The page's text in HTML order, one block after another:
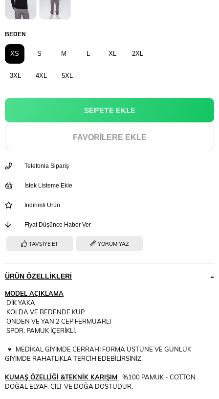
BEDEN
XS S M L XL 2XL
3XL 4XL 5XL
FAVORILERE EKLE
Telefonla Sipariş
İstek Listeme Ekle
İndirimli Ürün
Fiyat Düşünce Haber Ver
TAVSIYE ET YORUM YAZ
ÜRÜN ÖZELLIKLERI
MODEL AÇIKLAMA
DİK YAKA
KOLDA VE BEDENDE KUP
ÖNDEN VE YAN 2 CEP FERMUARLI
SPOR, PAMUK İÇERİKLİ.
♥ MEDİKAL GİYİMDE CERRAHİ FORMA ÜSTÜNE VE GÜNLÜK
GİYİMDE RAHATLIKLA TERCİH EDEBİLİRSİNİZ.
KUMAŞ ÖZELLİĞİ &TEKNİK KARIŞIM %100 PAMUK - COTTON
DOĞAL ELYAF. CİLT VE DOĞA DOSTUDUR.